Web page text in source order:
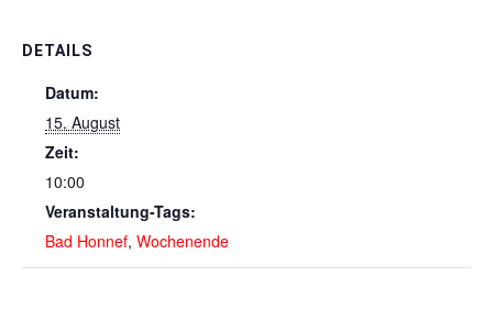
DETAILS
Datum:
15. August
Zeit:
10:00
Veranstaltung-Tags:
Bad Honnef, Wochenende